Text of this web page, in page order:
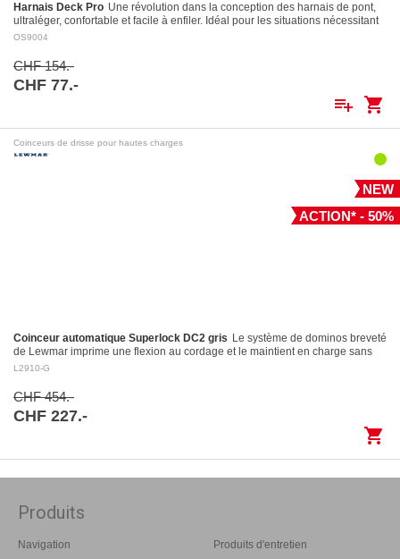
Harnais Deck Pro Une révolution dans la conception des harnais de pont,
ultraléger, confortable et facile à enfiler. Idéal pour les situations nécessitant
le port…
OS9004
CHF 154.-
CHF 77.-
playlist_add shopping_cart
Coinceurs de drisse pour hautes charges
NEW
ACTION* - 50%
Coinceur automatique Superlock DC2 gris Le système de dominos breveté
de Lewmar imprime une flexion au cordage et le maintient en charge sans
l’endommager Largage contrôlé: le levier…
L2910-G
CHF 454.-
CHF 227.-
shopping_cart
Produits
Navigation
Produits d'entretien